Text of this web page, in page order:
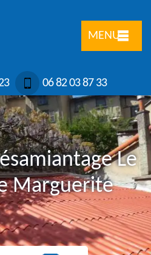
MENU
06 82 03 87 33
Le
Marguerite